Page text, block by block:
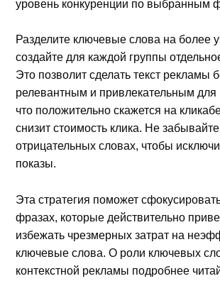
уровень конкуренции по выбранным
Разделите ключевые слова на более
создайте для каждой группы
Это позволит сделать текст рекламы
релевантным и привлекательным для
что положительно скажется на
снизит стоимость клика. Не
отрицательных словах, чтобы
показы.
Эта стратегия поможет
фразах, которые действительно
избежать чрезмерных затрат на
ключевые слова. О роли ключевых
контекстной рекламы подробнее